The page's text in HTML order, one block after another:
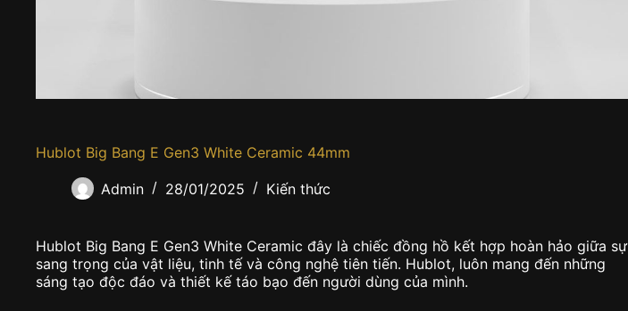
Hublot Big Bang E Gen3 White Ceramic 44mm
Admin 28/01/2025 Kiến thức
Hublot Big Bang E Gen3 White Ceramic đây là chiếc đồng hồ kết hợp hoàn hảo giữa sự
sang trọng của vật liệu, tinh tế và công nghệ tiên tiến. Hublot, luôn mang đến những
sáng tạo độc đáo và thiết kế táo bạo đến người dùng của mình.